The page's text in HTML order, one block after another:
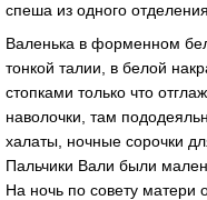
спеша из одного отделения
Валенька в форменном
тонкой талии, в белой
стопками только что
наволочки, там
халаты, ночные сорочки
Пальчики Вали были
На ночь по совету